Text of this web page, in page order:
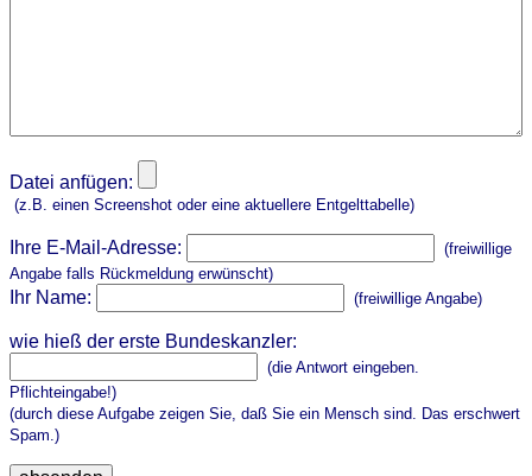
Datei anfügen:
(z.B. einen Screenshot oder eine aktuellere Entgelttabelle)
Ihre E-Mail-Adresse:
(freiwillige
Angabe falls Rückmeldung erwünscht)
Ihr Name: (freiwillige Angabe)
wie hieß der erste Bundeskanzler:
(die Antwort eingeben.
Pflichteingabe!)
(durch diese Aufgabe zeigen Sie, daß Sie ein Mensch sind. Das erschwert
Spam.)